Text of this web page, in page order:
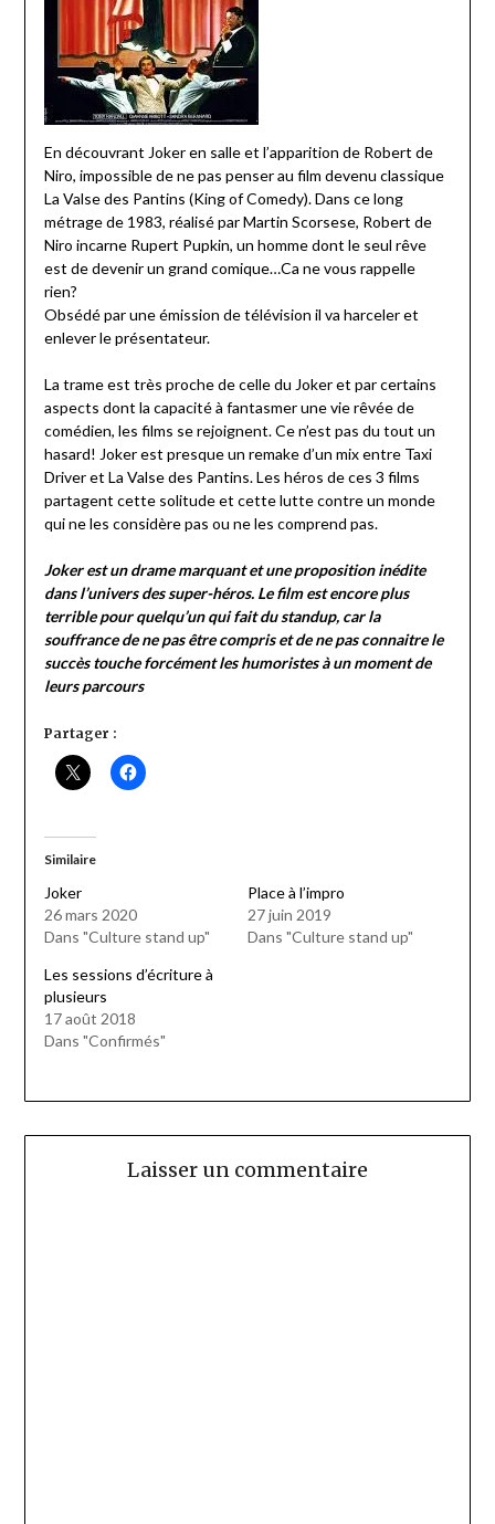
En découvrant Joker en salle et l’apparition de Robert de
Niro, impossible de ne pas penser au film devenu classique
La Valse des Pantins (King of Comedy). Dans ce long
métrage de 1983, réalisé par Martin Scorsese, Robert de
Niro incarne Rupert Pupkin, un homme dont le seul rêve
est de devenir un grand comique…Ca ne vous rappelle
rien?
Obsédé par une émission de télévision il va harceler et
enlever le présentateur.
La trame est très proche de celle du Joker et par certains
aspects dont la capacité à fantasmer une vie rêvée de
comédien, les films se rejoignent. Ce n’est pas du tout un
hasard! Joker est presque un remake d’un mix entre Taxi
Driver et La Valse des Pantins. Les héros de ces 3 films
partagent cette solitude et cette lutte contre un monde
qui ne les considère pas ou ne les comprend pas.
Joker est un drame marquant et une proposition inédite
dans l’univers des super-héros. Le film est encore plus
terrible pour quelqu’un qui fait du standup, car la
souffrance de ne pas être compris et de ne pas connaitre le
succès touche forcément les humoristes à un moment de
leurs parcours
Partager :
Similaire
Joker
26 mars 2020
Dans "Culture stand up"
Place à l’impro
27 juin 2019
Dans "Culture stand up"
Les sessions d’écriture à
plusieurs
17 août 2018
Dans "Confirmés"
Laisser un commentaire